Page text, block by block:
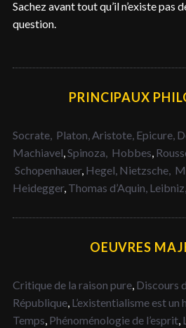
Sachez avant tout qu’il n’existe pas
question.
PRINCIPAUX
Socrate, Platon,Aristote, Epicure,
Machiavel,Spinoza, Hobbes,
Schopenhauer, Hegel, Nietzsche,
Heidegger, Thomas d’Aquin, Leibniz,
OEUVRES
Critique de la raison pure, Discours
République, L’existentialisme est un
Temps, Phénoménologie de l’esprit,